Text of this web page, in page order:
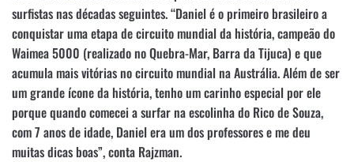
surfistas nas décadas seguintes. “Daniel é o primeiro brasileiro a
conquistar uma etapa de circuito mundial da história, campeão do
Waimea 5000 (realizado no Quebra-Mar, Barra da Tijuca) e que
acumula mais vitórias no circuito mundial na Austrália. Além de ser
um grande ícone da história, tenho um carinho especial por ele
porque quando comecei a surfar na escolinha do Rico de Souza,
com 7 anos de idade, Daniel era um dos professores e me deu
muitas dicas boas”, conta Rajzman.